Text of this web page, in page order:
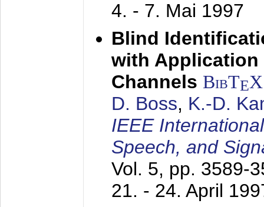
4. - 7. Mai 1997
Blind
with Application
Channels BibTEX
D. Boss, K.-D.
IEEE
Speech, and
Vol. 5, pp. 3589-
21. - 24. April